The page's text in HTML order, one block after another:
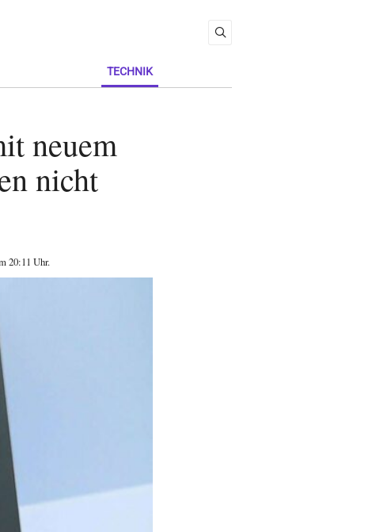
TECHNIK
neuem
nicht
20:11 Uhr.